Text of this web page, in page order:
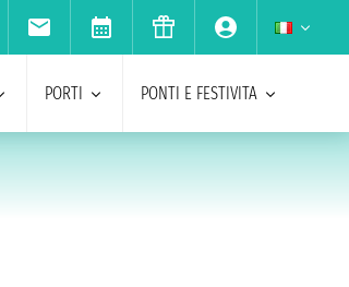
PORTI PONTI E FESTIVITA